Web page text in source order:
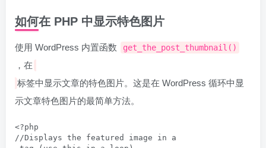
如何在 PHP 中显示特色图片
使用 WordPress 内置函数 get_the_post_thumbnail()
，在
标签中显示文章的特色图片。这是在 WordPress 循环中显
示文章特色图片的最简单方法。
<?php
//Displays the featured image in a